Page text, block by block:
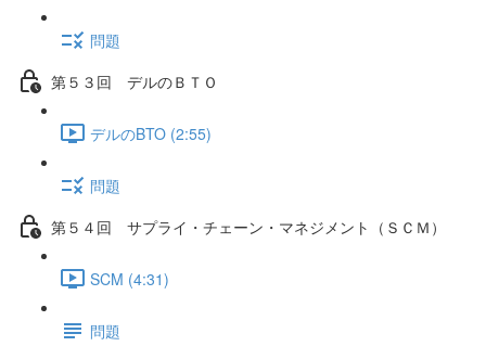
問題
第５３回 デルのＢＴＯ
デルのBTO (2:55)
問題
第５４回 サプライ・チェーン・マネジメント（ＳＣＭ）
SCM (4:31)
問題